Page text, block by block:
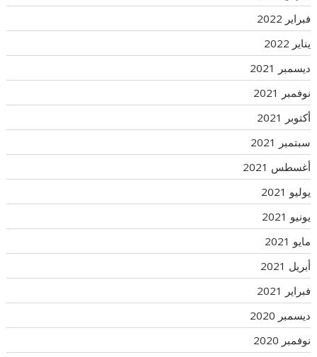
فبراير 2022
يناير 2022
ديسمبر 2021
نوفمبر 2021
أكتوبر 2021
سبتمبر 2021
أغسطس 2021
يوليو 2021
يونيو 2021
مايو 2021
أبريل 2021
فبراير 2021
ديسمبر 2020
نوفمبر 2020